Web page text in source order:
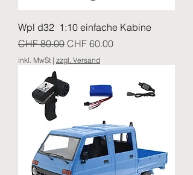
Wpl d32 1:10 einfache Kabine
Standardpreis
CHF 80.00 Sale-Preis
CHF 60.00
inkl. MwSt | zzgl. Versand